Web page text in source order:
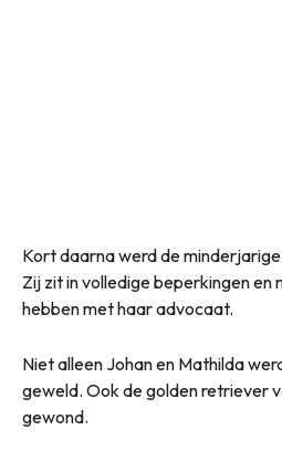
Kort daarna werd de
Zij zit in volledige beperkingen en
hebben met haar advocaat.
Niet alleen Johan en Mathilda
geweld. Ook de golden retriever
gewond.